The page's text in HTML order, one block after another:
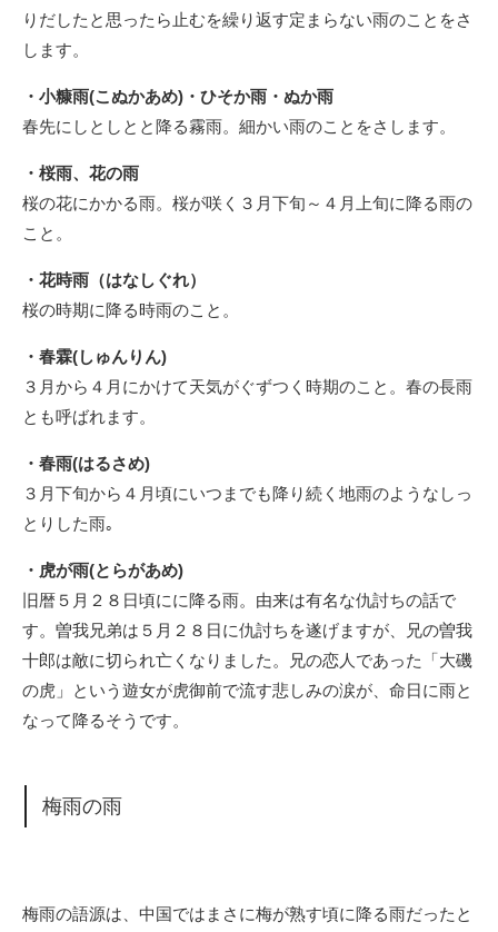
りだしたと思ったら止むを繰り返す定まらない雨のことをさ
します。
・小糠雨(こぬかあめ)・ひそか雨・ぬか雨
春先にしとしとと降る霧雨。細かい雨のことをさします。
・桜雨、花の雨
桜の花にかかる雨。桜が咲く３月下旬～４月上旬に降る雨の
こと。
・花時雨（はなしぐれ）
桜の時期に降る時雨のこと。
・春霖(しゅんりん)
３月から４月にかけて天気がぐずつく時期のこと。春の長雨
とも呼ばれます。
・春雨(はるさめ)
３月下旬から４月頃にいつまでも降り続く地雨のようなしっ
とりした雨｡
・虎が雨(とらがあめ)
旧暦５月２８日頃にに降る雨。由来は有名な仇討ちの話で
す。曽我兄弟は５月２８日に仇討ちを遂げますが、兄の曽我
十郎は敵に切られ亡くなりました。兄の恋人であった「大磯
の虎」という遊女が虎御前で流す悲しみの涙が、命日に雨と
なって降るそうです。
梅雨の雨
梅雨の語源は、中国ではまさに梅が熟す頃に降る雨だったと